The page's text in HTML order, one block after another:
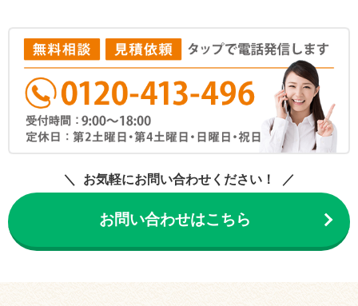
お気軽にお問い合わせください！
お問い合わせはこちら